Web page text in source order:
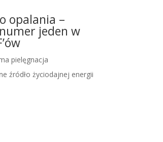
opalania –
jeden w
pielęgnacja
źródło życiodajnej energii